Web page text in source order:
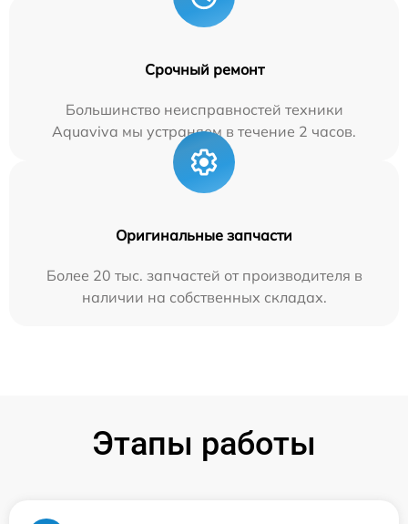
Срочный ремонт
Большинство неисправностей техники
Aquaviva мы устраняем в течение 2 часов.
Оригинальные запчасти
Более 20 тыс. запчастей от производителя в
наличии на собственных складах.
Этапы работы